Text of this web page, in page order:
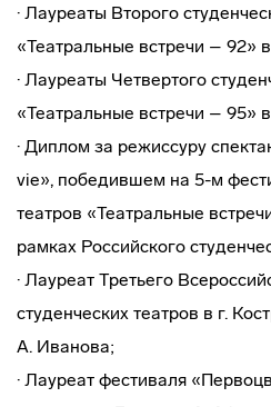
· Лауреаты Второго
«Театральные встречи – 92»
· Лауреаты Четвертого
«Театральные встречи – 95»
· Диплом за режиссуру
vie», победившем на 5-м
театров «Театральные
рамках Российского
· Лауреат Третьего
студенческих театров в г.
А. Иванова;
· Лауреат фестиваля